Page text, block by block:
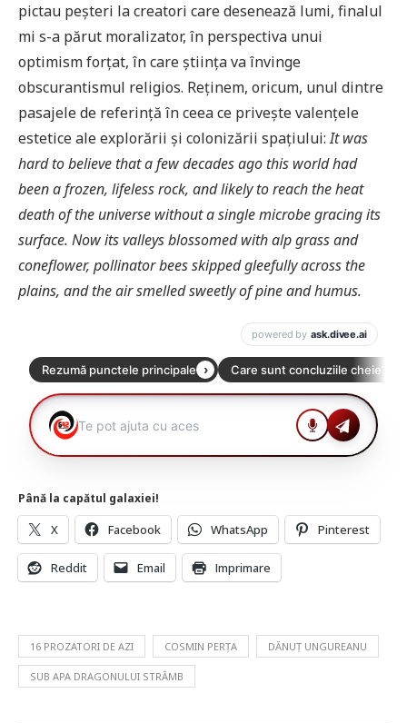
pictau peșteri la creatori care desenează lumi, finalul
mi s-a părut moralizator, în perspectiva unui
optimism forțat, în care știința va învinge
obscurantismul religios. Reținem, oricum, unul dintre
pasajele de referință în ceea ce privește valențele
estetice ale explorării și colonizării spațiului:It was
hard to believe that a few decades ago this world had
been a frozen, lifeless rock, and likely to reach the heat
death of the universe without a single microbe gracing its
surface. Now its valleys blossomed with alp grass and
coneflower, pollinator bees skipped gleefully across the
plains, and the air smelled sweetly of pine and humus.
Până la capătul galaxiei!
X Facebook WhatsApp Pinterest
Reddit Email Imprimare
16 PROZATORI DE AZI COSMIN PERȚA DĂNUȚ UNGUREANU
SUB APA DRAGONULUI STRÂMB